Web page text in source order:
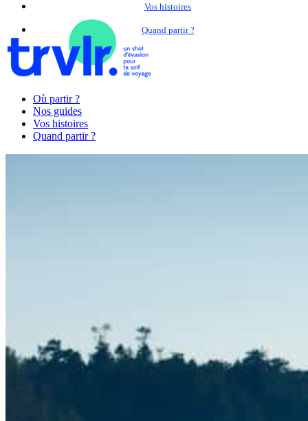
Vos histoires
Quand partir ?
Où partir ?
Nos guides
Vos histoires
Quand partir ?